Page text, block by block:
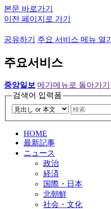
본문 바로가기
이전 페이지로 가기
공유하기 주요 서비스 메뉴 열기
주요서비스
중앙일보 메가메뉴로 돌아가기
검색어 입력폼
HOME
最新記事
ニュース
政治
経済
国際・日本
北朝鮮
社会・文化